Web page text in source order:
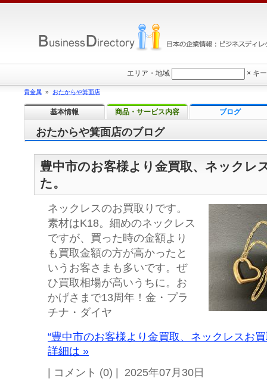
おたからや箕面店のブログ
豊中市のお客様より金買取、ネックレ
た。
ネックレスのお買取りです。
素材はK18。細めのネックレス
ですが、買った時の金額より
も買取金額の方が高かったと
いうお客さまも多いです。ぜ
ひ買取相場が高いうちに。お
かげさまで13周年！金・プラ
チナ・ダイヤ
“豊中市のお客様より金買取、ネックレスお
詳細は »
| コメント (0) | 2025年07月30日
エリア・地域 × キ
貴金属 » おたからや箕面店
基本情報 商品・サービス内容 ブログ